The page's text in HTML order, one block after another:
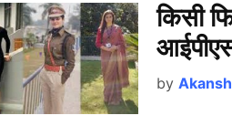
किसी
by